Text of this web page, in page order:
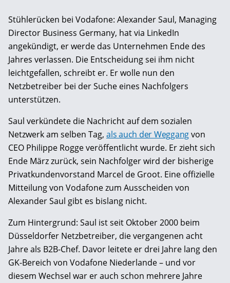
Stühlerücken bei Vodafone: Alexander Saul, Managing
Director Business Germany, hat via LinkedIn
angekündigt, er werde das Unternehmen Ende des
Jahres verlassen. Die Entscheidung sei ihm nicht
leichtgefallen, schreibt er. Er wolle nun den
Netzbetreiber bei der Suche eines Nachfolgers
unterstützen.
Saul verkündete die Nachricht auf dem sozialen
Netzwerk am selben Tag, als auch der Weggangvon
CEO Philippe Rogge veröffentlicht wurde. Er zieht sich
Ende März zurück, sein Nachfolger wird der bisherige
Privatkundenvorstand Marcel de Groot. Eine offizielle
Mitteilung von Vodafone zum Ausscheiden von
Alexander Saul gibt es bislang nicht.
Zum Hintergrund: Saul ist seit Oktober 2000 beim
Düsseldorfer Netzbetreiber, die vergangenen acht
Jahre als B2B-Chef. Davor leitete er drei Jahre lang den
GK-Bereich von Vodafone Niederlande – und vor
diesem Wechsel war er auch schon mehrere Jahre